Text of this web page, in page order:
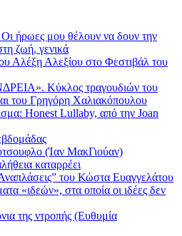
ήρωες μου θέλουν να δουν την
ζωή, γενικά
Αλέξη Αλεξίου στο Φεστιβάλ του
Κύκλος τραγουδιών του
του Γρηγόρη Χαλιακόπουλου
Honest Lullaby, από την Joan
(Ίαν ΜακΓιούαν)
καταρρέει
του Κώστα Ευαγγελάτου
«ιδεών», στα οποία οι ιδέες δεν
της ντροπής (Ευθυμία